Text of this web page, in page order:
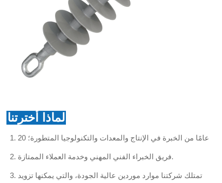
لماذا أخترتنا
20 عامًا من الخبرة في الإنتاج والمعدات والتكنولوجيا المتطورة؛
فريق الخبراء الفني المهني وخدمة العملاء الممتازة.
تمتلك شركتنا موارد موردين عالية الجودة، والتي يمكنها تزويد